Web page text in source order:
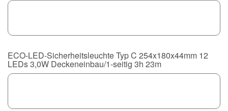
ECO-LED-Sicherheitsleuchte Typ C 254x180x44mm 12
LEDs 3,0W Deckeneinbau/1-seitig 3h 23m